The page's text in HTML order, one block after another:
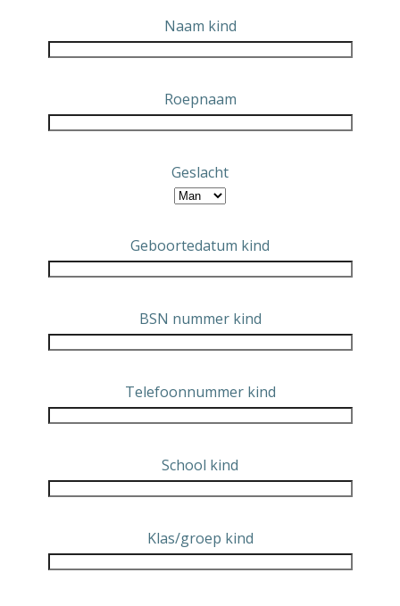
Naam kind
Roepnaam
Geslacht
Geboortedatum kind
BSN nummer kind
Telefoonnummer kind
School kind
Klas/groep kind